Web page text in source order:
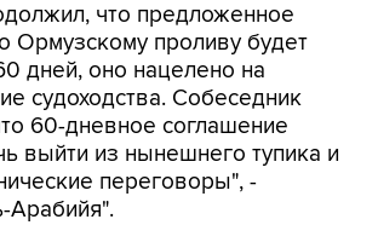
что предложенное
Ормузскому проливу будет
дней, оно нацелено на
судоходства. Собеседник
60-дневное соглашение
выйти из нынешнего тупика и
переговоры", -
Арабийя".